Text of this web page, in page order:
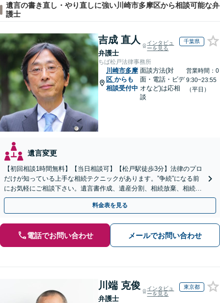
遺言の書き直し・やり直しに強い川崎市多摩区から相談可能な弁
護士
吉成 直人
弁護士
インタビュ
ーを見る
千葉県
ちば松戸法律事務所
川崎市多摩
区 からも
相談受付中
面談方法(対
面・電話・ビデ
オなど)は応相
談
営業時間：0
9:30~23:55
（平日）
遺言変更
【初回相談1時間無料】【当日相談可】【松戸駅徒歩3分】法律のプロ
だけが知っている上手な相続テクニックがあります。”争続”になる前
にお気軽にご相談下さい。遺言書作成、遺産分割、相続放棄、相続税
のことなど弁護経験豊富です。
料金表を見る
電話でお問い合わせ メールでお問い合わせ
川端 克俊
弁護士
インタビュ
ーを見る
東京都